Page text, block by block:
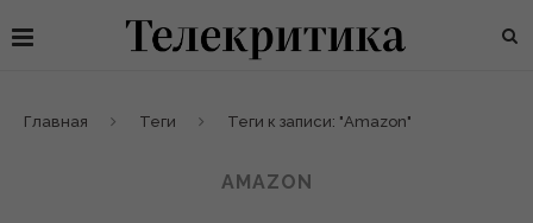
Главная Теги Теги к записи: "Amazon"
AMAZON